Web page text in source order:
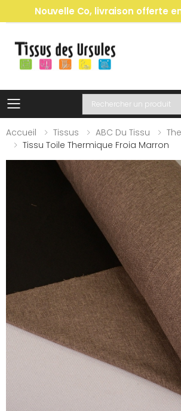
Nouvelle Co, livraison offerte
Toggle mobile menu
Recherche
Accueil
Tissus ABC Du Tissu
Tissu Toile Thermique Froia Marron